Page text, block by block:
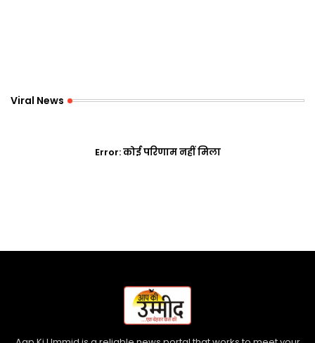
Viral News
Error:कोई परिणाम नहीं मिला